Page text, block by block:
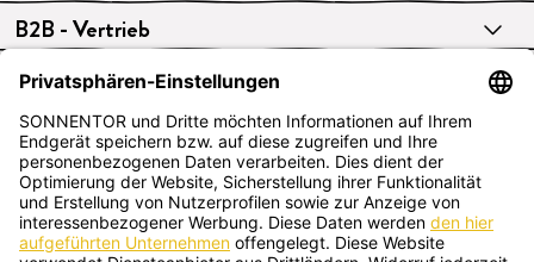
B2B - Vertrieb
Deutsch
SONNENTOR Kräuterhandels GMBH